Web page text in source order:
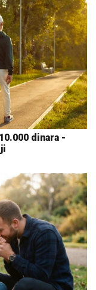
dinara -